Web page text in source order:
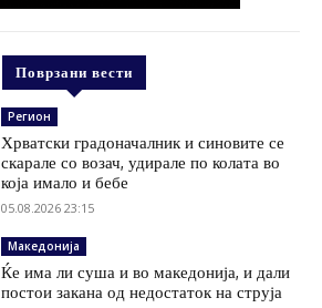
Поврзани вести
Регион
Хрватски градоначалник и синовите се
скарале со возач, удирале по колата во
која имало и бебе
05.08.2026 23:15
Македонија
Ќе има ли суша и во македонија, и дали
постои закана од недостаток на струја